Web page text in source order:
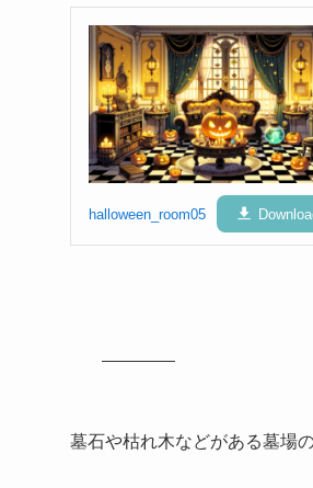
halloween_room05
墓石や枯れ木などがある墓場